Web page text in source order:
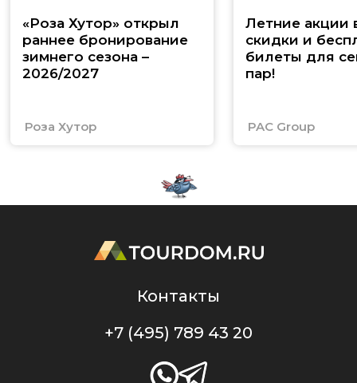
«Роза Хутор» открыл
раннее бронирование
зимнего сезона –
2026/2027
Роза Хутор
Летние акции
скидки и
билеты для
пар!
PAC Group
Контакты
+7 (495) 789 43 20